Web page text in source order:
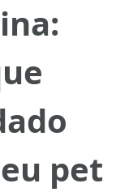
pet